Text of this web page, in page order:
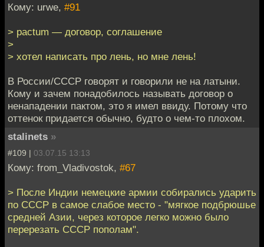
Кому: urwe, #91
> pactum — договор, соглашение
>
> хотел написать про лень, но мне лень!
В России/СССР говорят и говорили не на латыни.
Кому и зачем понадобилось называть договор о
ненападении пактом, это я имел ввиду. Потому что
оттенок придается обычно, будто о чем-то плохом.
stalinets »
#109 | 03.07.15 13:13
Кому: from_Vladivostok, #67
> После Индии немецкие армии собирались ударить
по СССР в самое слабое место - "мягкое подбрюшье
средней Азии, через которое легко можно было
перерезать СССР пополам".